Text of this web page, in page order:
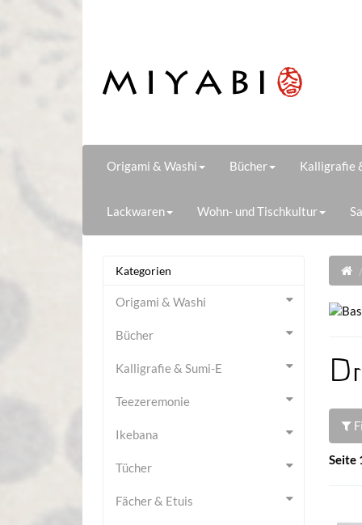
Origami & Washi Bücher Kalligrafie
Lackwaren Wohn- und Tischkultur
Seite
Kategorien
Origami & Washi
Bücher
Kalligrafie & Sumi-E
Teezeremonie
Ikebana
Tücher
Fächer & Etuis